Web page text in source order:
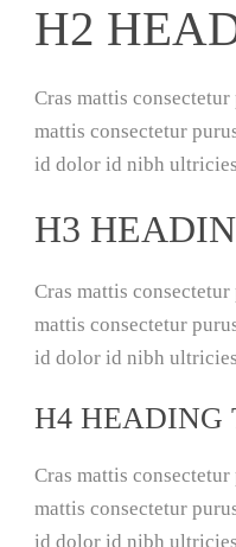
H2
Cras mattis
mattis consectetur
id dolor id nibh
H3
Cras mattis
mattis consectetur
id dolor id nibh
H4 HEADING
Cras mattis
mattis consectetur
id dolor id nibh